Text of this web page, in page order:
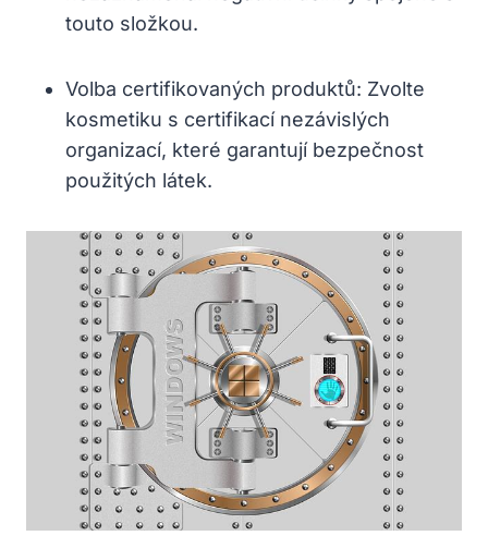
touto složkou.
Volba certifikovaných produktů: Zvolte
kosmetiku s certifikací nezávislých
organizací, které garantují bezpečnost
použitých látek.